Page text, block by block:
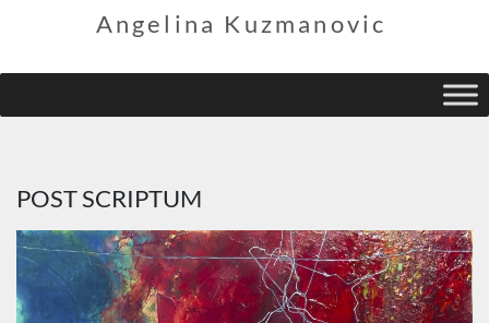
Angelina Kuzmanovic
POST SCRIPTUM